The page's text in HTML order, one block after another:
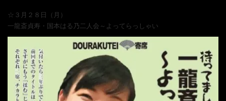
☆３月２８日（月）
一龍斎貞寿・国本はる乃二人会～よってらっしゃい